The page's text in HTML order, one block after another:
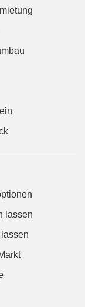
lassen